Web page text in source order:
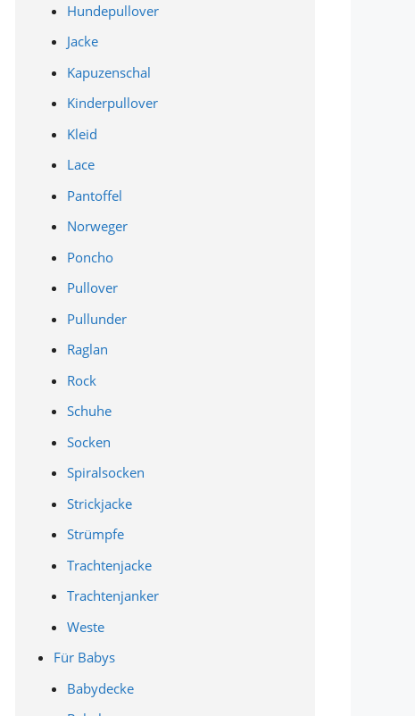
Hundepullover
Jacke
Kapuzenschal
Kinderpullover
Kleid
Lace
Pantoffel
Norweger
Poncho
Pullover
Pullunder
Raglan
Rock
Schuhe
Socken
Spiralsocken
Strickjacke
Strümpfe
Trachtenjacke
Trachtenjanker
Weste
Für Babys
Babydecke